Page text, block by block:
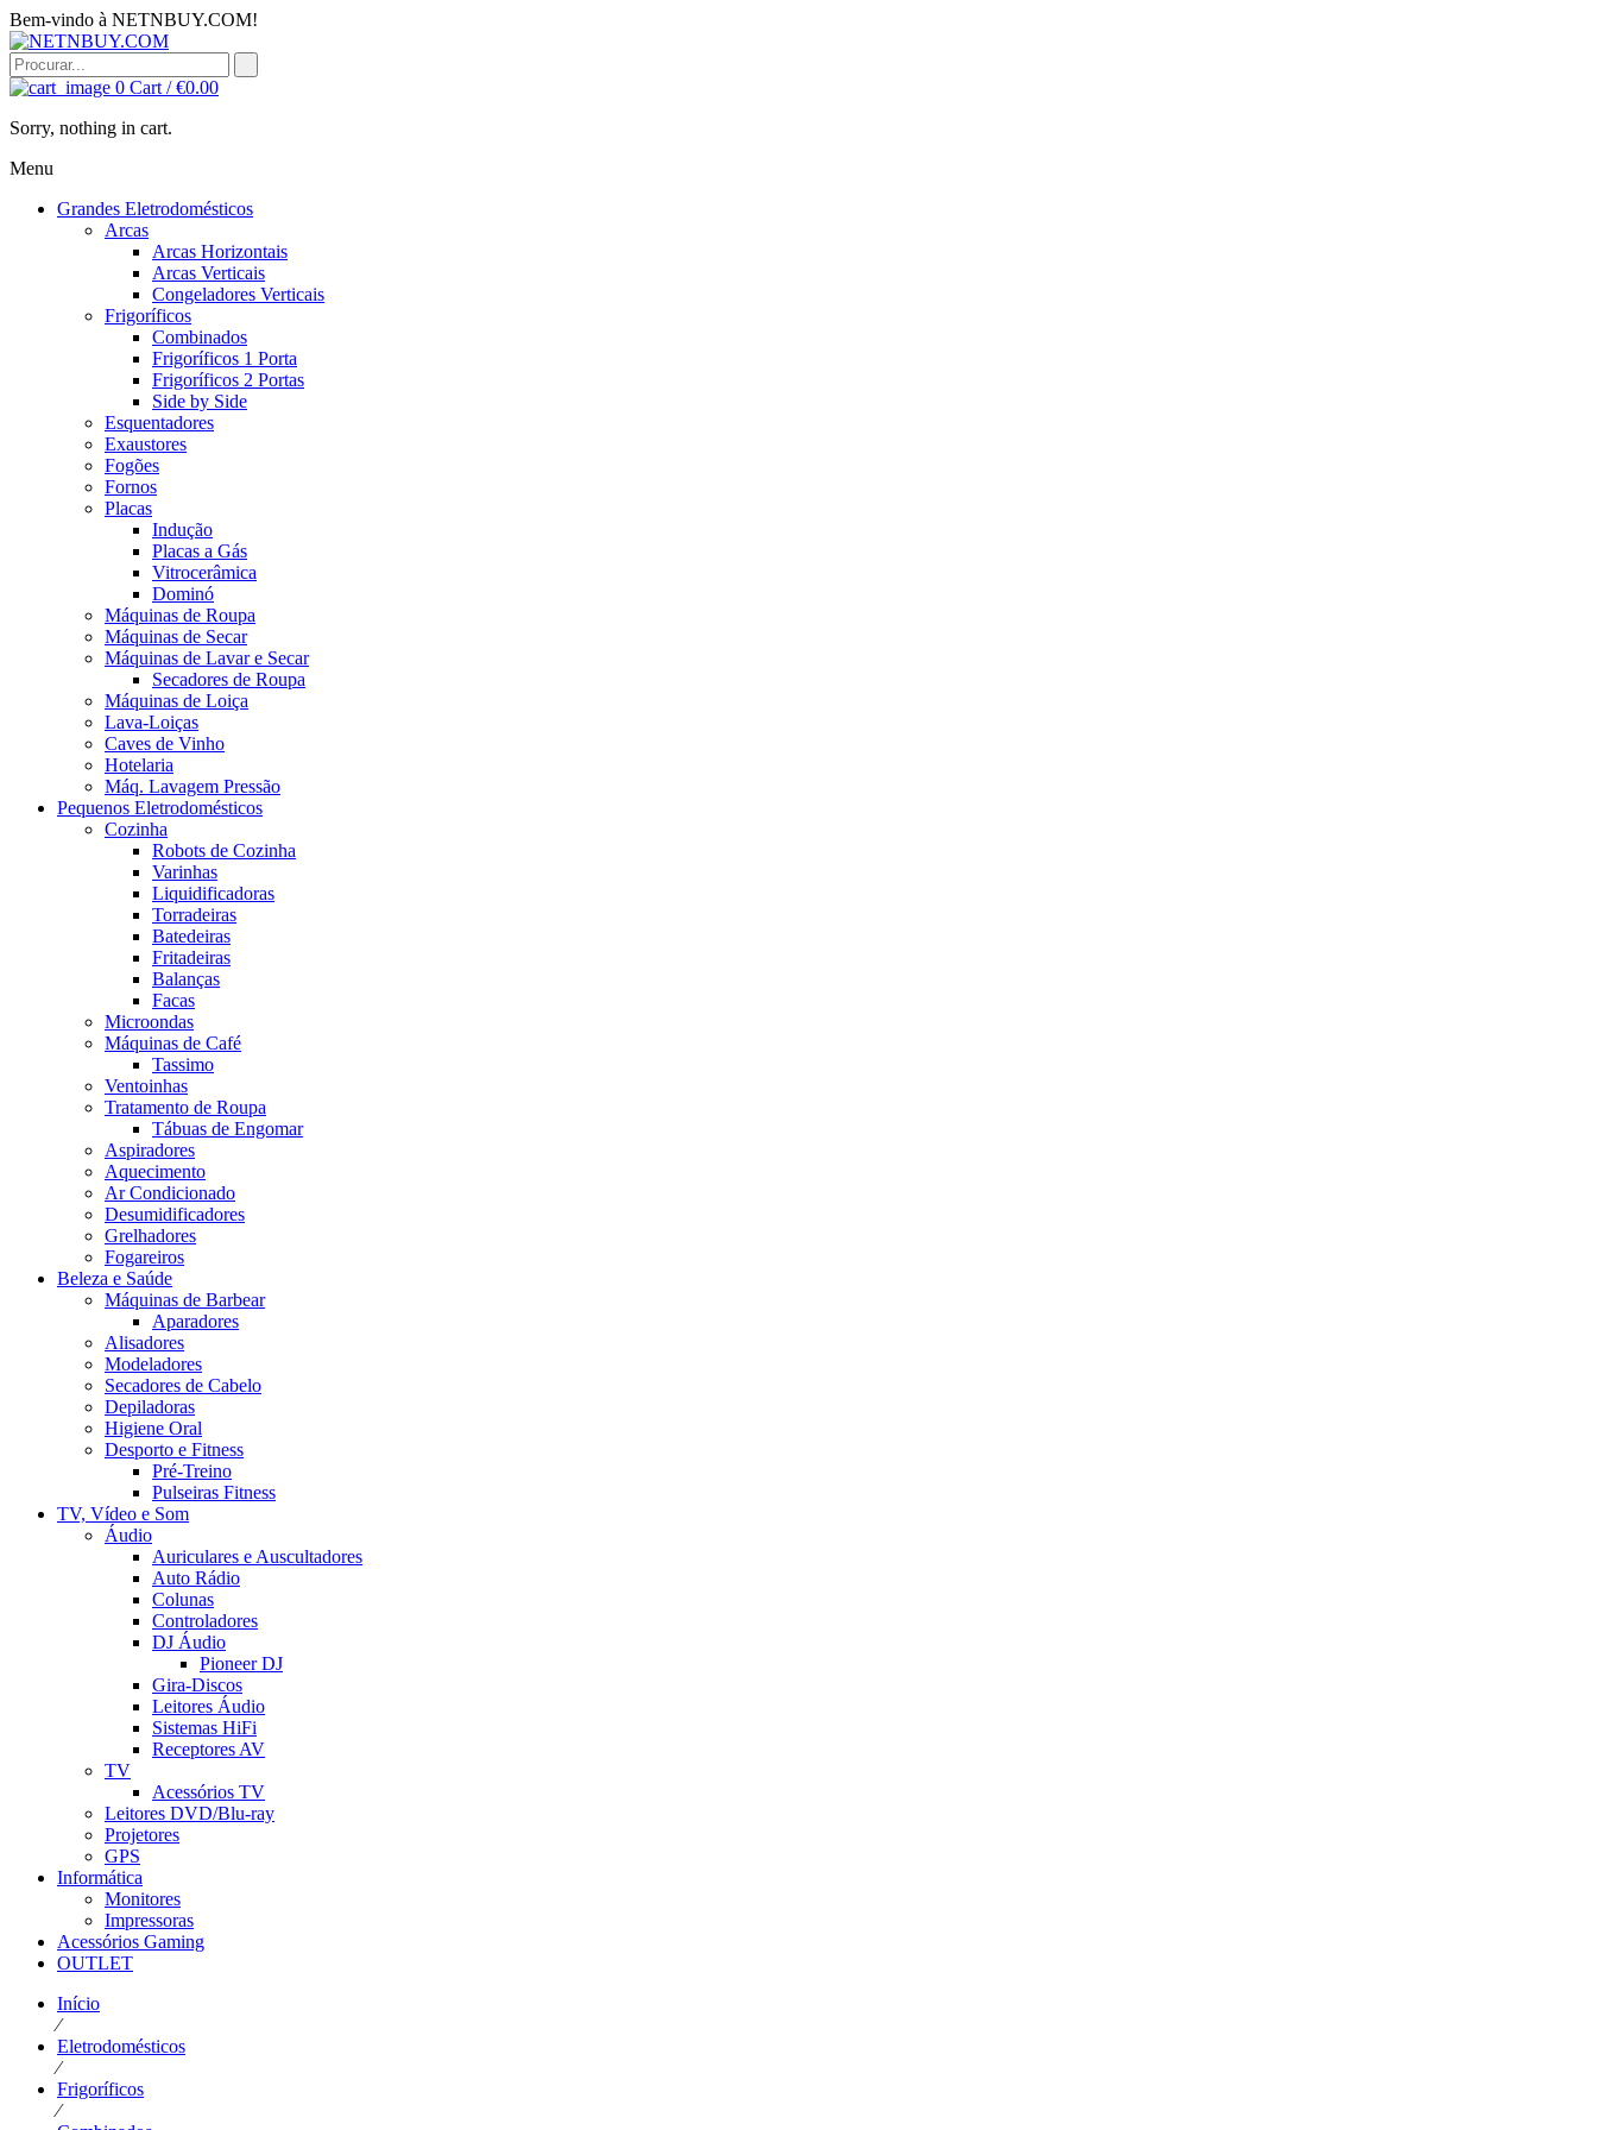
Bem-vindo à NETNBUY.COM!
0 Cart /€0.00
Sorry, nothing in cart.
Menu
Grandes Eletrodomésticos
Arcas
Arcas Horizontais
Arcas Verticais
Congeladores Verticais
Frigoríficos
Combinados
Frigoríficos 1 Porta
Frigoríficos 2 Portas
Side by Side
Esquentadores
Exaustores
Fogões
Fornos
Placas
Indução
Placas a Gás
Vitrocerâmica
Dominó
Máquinas de Roupa
Máquinas de Secar
Máquinas de Lavar e Secar
Secadores de Roupa
Máquinas de Loiça
Lava-Loiças
Caves de Vinho
Hotelaria
Máq. Lavagem Pressão
Pequenos Eletrodomésticos
Cozinha
Robots de Cozinha
Varinhas
Liquidificadoras
Torradeiras
Batedeiras
Fritadeiras
Balanças
Facas
Microondas
Máquinas de Café
Tassimo
Ventoinhas
Tratamento de Roupa
Tábuas de Engomar
Aspiradores
Aquecimento
Ar Condicionado
Desumidificadores
Grelhadores
Fogareiros
Beleza e Saúde
Máquinas de Barbear
Aparadores
Alisadores
Modeladores
Secadores de Cabelo
Depiladoras
Higiene Oral
Desporto e Fitness
Pré-Treino
Pulseiras Fitness
TV, Vídeo e Som
Áudio
Auriculares e Auscultadores
Auto Rádio
Colunas
Controladores
DJ Áudio
Pioneer DJ
Gira-Discos
Leitores Áudio
Sistemas HiFi
Receptores AV
TV
Acessórios TV
Leitores DVD/Blu-ray
Projetores
GPS
Informática
Monitores
Impressoras
Acessórios Gaming
OUTLET
Início
⁄
Eletrodomésticos
⁄
Frigoríficos
⁄